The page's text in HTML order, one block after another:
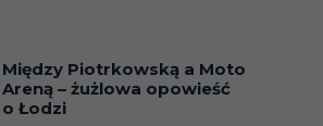
Między Piotrkowską a Moto
Areną – żużlowa opowieść
o Łodzi